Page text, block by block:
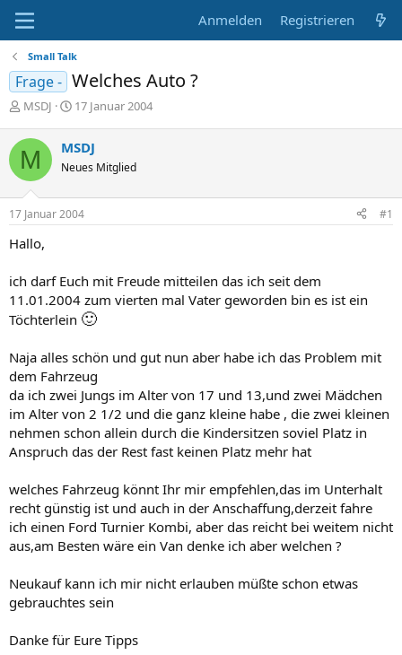
Anmelden Registrieren
Small Talk
Frage - Welches Auto ?
E
s
t
e
l
l
e
MSDJ
E
t
e
l
t
17 Januar 2004
M MSDJ
Neues Mitglied
17 Januar 2004 #1
Hallo,
ich darf Euch mit Freude mitteilen das ich seit dem
11.01.2004 zum vierten mal Vater geworden bin es ist ein
Töchterlein 🙂
Naja alles schön und gut nun aber habe ich das Problem mit
dem Fahrzeug
da ich zwei Jungs im Alter von 17 und 13,und zwei Mädchen
im Alter von 2 1/2 und die ganz kleine habe , die zwei kleinen
nehmen schon allein durch die Kindersitzen soviel Platz in
Anspruch das der Rest fast keinen Platz mehr hat
welches Fahrzeug könnt Ihr mir empfehlen,das im Unterhalt
recht günstig ist und auch in der Anschaffung,derzeit fahre
ich einen Ford Turnier Kombi, aber das reicht bei weitem nicht
aus,am Besten wäre ein Van denke ich aber welchen ?
Neukauf kann ich mir nicht erlauben müßte schon etwas
gebrauchtes sein
Danke für Eure Tipps